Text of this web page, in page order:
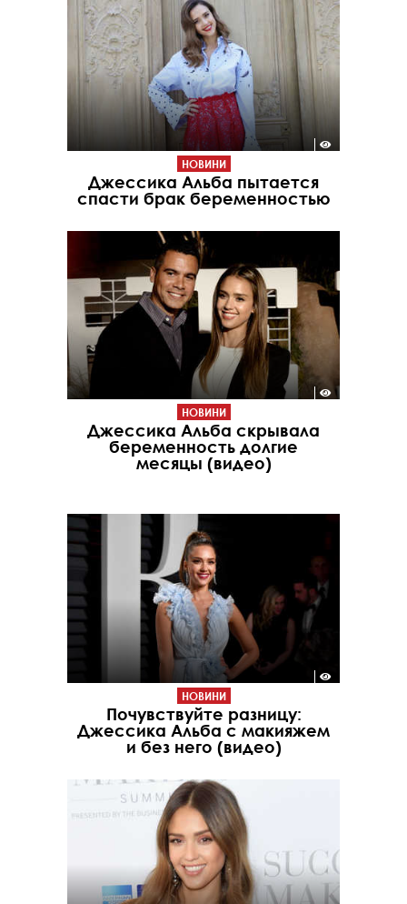
НОВИНИ
Джессика Альба пытается
спасти брак беременностью
НОВИНИ
Джессика Альба скрывала
беременность долгие
месяцы (видео)
НОВИНИ
Почувствуйте разницу:
Джессика Альба с макияжем
и без него (видео)